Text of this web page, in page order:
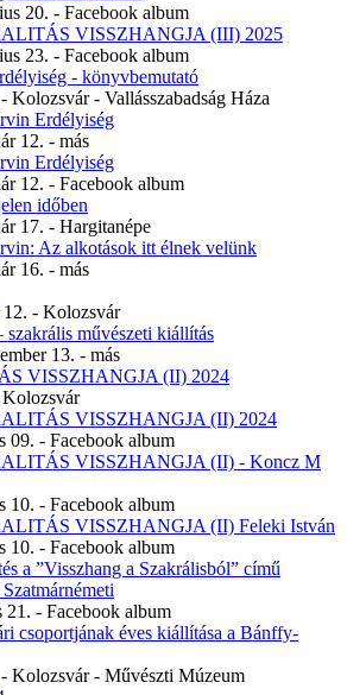
20. - Facebook album
VISSZHANGJA (III) 2025
23. - Facebook album
- könyvbemutató
Kolozsvár - Vallásszabadság Háza
Erdélyiség
12. - más
Erdélyiség
12. - Facebook album
időben
17. - Hargitanépe
Az alkotások itt élnek velünk
16. - más
12. - Kolozsvár
szakrális művészeti kiállítás
13. - más
VISSZHANGJA (II) 2024
VISSZHANGJA (II) 2024
09. - Facebook album
VISSZHANGJA (II) - Koncz M
10. - Facebook album
VISSZHANGJA (II) Feleki István
10. - Facebook album
a ”Visszhang a Szakrálisból” című
21. - Facebook album
csoportjának éves kiállítása a Bánffy-
Kolozsvár - Művészti Múzeum